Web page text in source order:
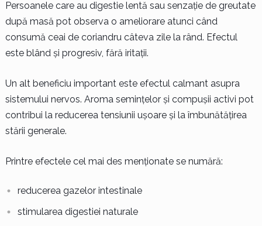
Persoanele care au digestie lentă sau senzație de greutate
după masă pot observa o ameliorare atunci când
consumă ceai de coriandru câteva zile la rând. Efectul
este blând și progresiv, fără iritații.
Un alt beneficiu important este efectul calmant asupra
sistemului nervos. Aroma semințelor și compușii activi pot
contribui la reducerea tensiunii ușoare și la îmbunătățirea
stării generale.
Printre efectele cel mai des menționate se numără:
reducerea gazelor intestinale
stimularea digestiei naturale